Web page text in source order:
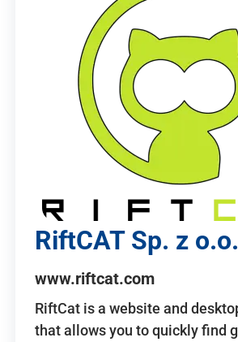
RiftCAT Sp. z o.o.
www.riftcat.com
RiftCat is a website and
that allows you to quickly find